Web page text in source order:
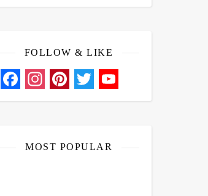
FOLLOW & LIKE
Facebook
Instagram
Pinterest
Twitter
YouTube
MOST POPULAR